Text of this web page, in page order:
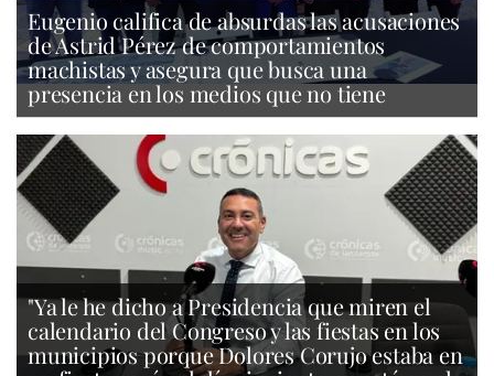
Eugenio califica de absurdas las acusaciones
de Astrid Pérez de comportamientos
machistas y asegura que busca una
presencia en los medios que no tiene
"Ya le he dicho a Presidencia que miren el
calendario del Congreso y las fiestas en los
municipios porque Dolores Corujo estaba en